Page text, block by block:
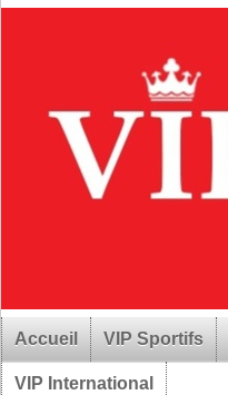
Accueil VIP Sportifs
VIP International